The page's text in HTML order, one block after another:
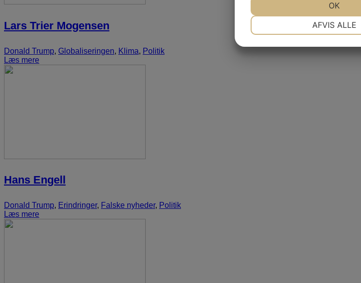
Lars Trier Mogensen
Donald Trump, Globaliseringen, Klima, Politik
Læs mere
Hans Engell
Donald Trump, Erindringer, Falske nyheder, Politik
Læs mere
AFVIS ALLE
OK